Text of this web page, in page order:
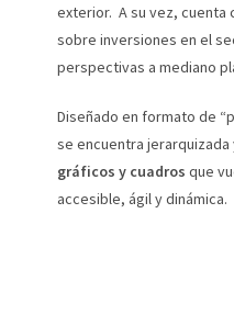
exterior. A su vez, cuenta
sobre inversiones en el
perspectivas a mediano
Diseñado en formato de
se encuentra
gráficos y cuadros que
accesible, ágil y dinámica.